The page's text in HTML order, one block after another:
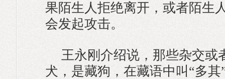
果陌生人拒绝离开，或者陌生
会发起攻击。
王永刚介绍说，那些杂交或
犬，是藏狗，在藏语中叫“多